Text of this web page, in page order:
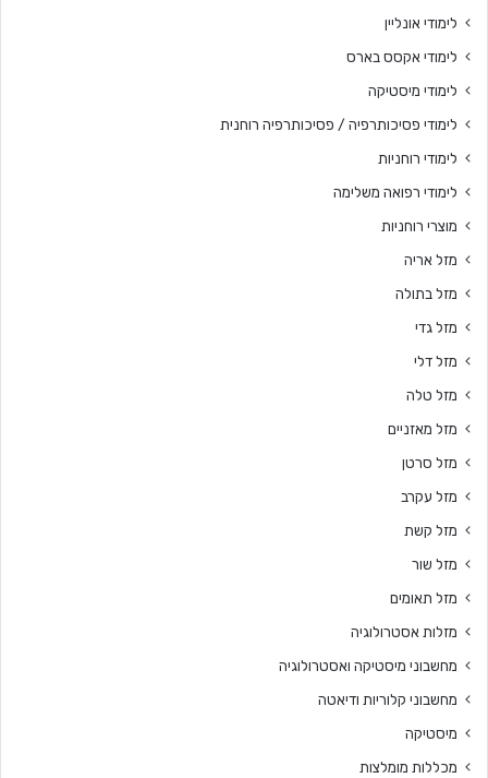
לימודי אונליין
לימודי אקסס בארס
לימודי מיסטיקה
לימודי פסיכותרפיה / פסיכותרפיה רוחנית
לימודי רוחניות
לימודי רפואה משלימה
מוצרי רוחניות
מזל אריה
מזל בתולה
מזל גדי
מזל דלי
מזל טלה
מזל מאזניים
מזל סרטן
מזל עקרב
מזל קשת
מזל שור
מזל תאומים
מזלות אסטרולוגיה
מחשבוני מיסטיקה ואסטרולוגיה
מחשבוני קלוריות ודיאטה
מיסטיקה
מכללות מומלצות